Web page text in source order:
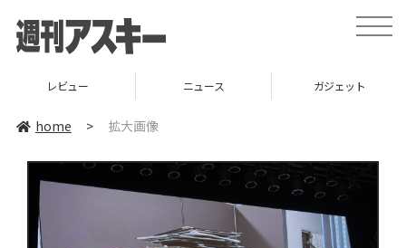
toggle
レビュー ニュース ガジェット
home > 拡大画像